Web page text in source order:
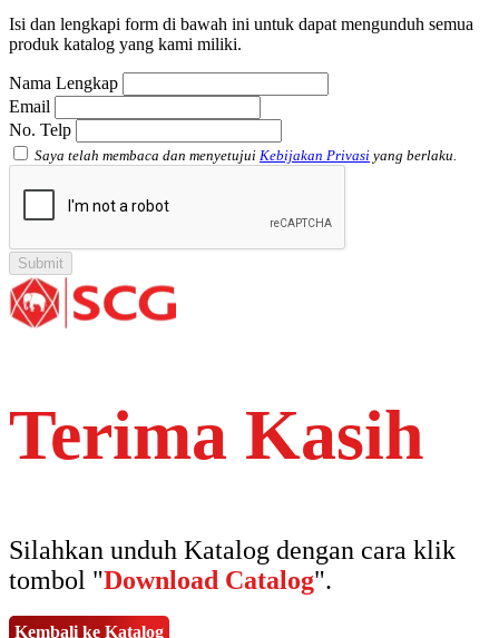
Isi dan lengkapi form di bawah ini untuk dapat mengunduh semua
produk katalog yang kami miliki.
Nama Lengkap
Email
No. Telp
Saya telah membaca dan menyetujui Kebijakan Privasi yang berlaku.
Terima Kasih
Silahkan unduh Katalog dengan cara klik
tombol "Download Catalog".
Kembali ke Katalog